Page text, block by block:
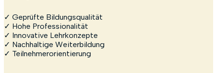
✓ Geprüfte Bildungsqualität
✓ Hohe Professionalität
✓ Innovative Lehrkonzepte
✓ Nachhaltige Weiterbildung
✓ Teilnehmerorientierung